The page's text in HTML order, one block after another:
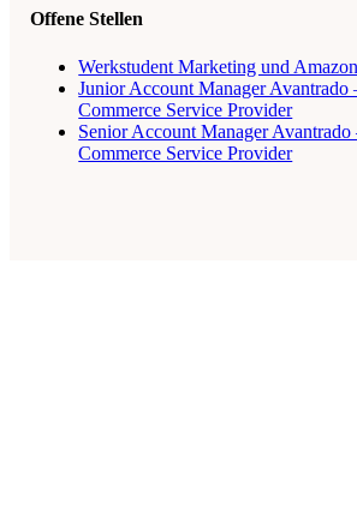
Offene Stellen
Werkstudent Marketing und
Junior Account Manager Avantrado
Commerce Service Provider
Senior Account Manager
Commerce Service Provider